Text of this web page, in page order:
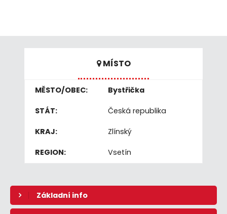
MÍSTO
MĚSTO/OBEC: Bystřička
STÁT: Česká republika
KRAJ: Zlínský
REGION: Vsetín
Základní info